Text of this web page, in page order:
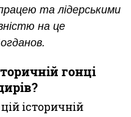
та лідерськими
на це
гонці
історичній